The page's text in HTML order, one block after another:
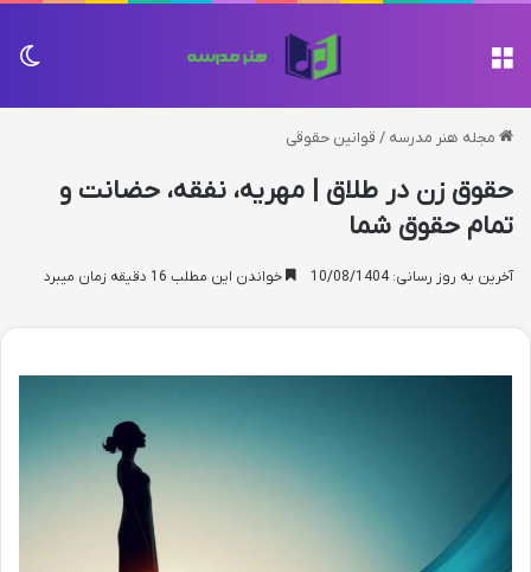
مجله هنر مدرسه / قوانین حقوقی
حقوق زن در طلاق | مهریه، نفقه، حضانت و
تمام حقوق شما
آخرین به روز رسانی: 10/08/1404 خواندن این مطلب 16 دقیقه زمان میبرد